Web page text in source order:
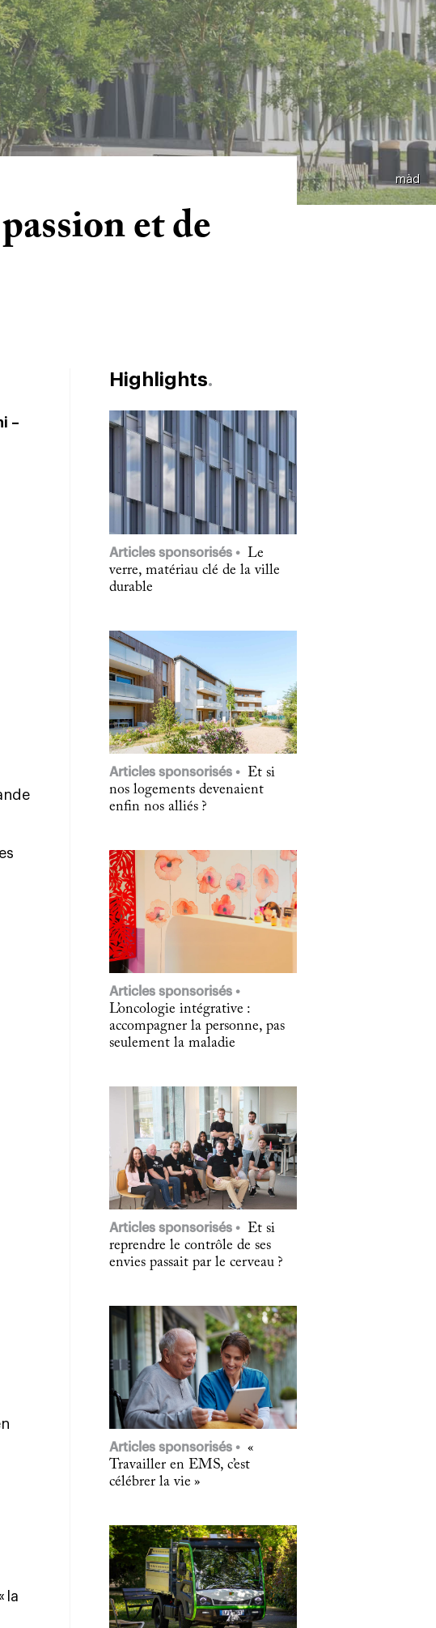
màd
et de
–
la
Highlights
Articles sponsorisés
Le
verre, matériau clé de la ville
durable
Articles sponsorisés
Et si
nos logements devenaient
enfin nos alliés ?
Articles sponsorisés
L’oncologie intégrative :
accompagner la personne, pas
seulement la maladie
Articles sponsorisés
Et si
reprendre le contrôle de ses
envies passait par le cerveau ?
Articles sponsorisés
«
Travailler en EMS, c’est
célébrer la vie »